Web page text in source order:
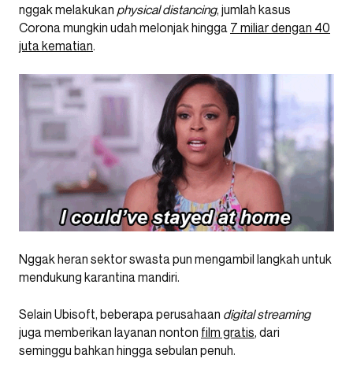
nggak melakukan physical distancing, jumlah kasus
Corona mungkin udah melonjak hingga 7 miliar dengan 40
juta kematian.
Nggak heran sektor swasta pun mengambil langkah untuk
mendukung karantina mandiri.
Selain Ubisoft, beberapa perusahaan digital streaming
juga memberikan layanan nonton film gratis, dari
seminggu bahkan hingga sebulan penuh.